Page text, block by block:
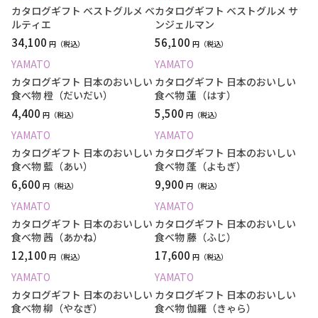
カタログギフト ベストグルメ ベ
ルティエ
34,100 円
カタログギフト ベストグルメ サ
ンジェルマン
56,100 円
YAMATO
カタログギフト 日本のおいしい
食べ物 橙（だいだい）
4,400 円
YAMATO
カタログギフト 日本のおいしい
食べ物 蓮（はす）
5,500 円
YAMATO
カタログギフト 日本のおいしい
食べ物 藍（あい）
6,600 円
YAMATO
カタログギフト 日本のおいしい
食べ物 蓬（よもぎ）
9,900 円
YAMATO
カタログギフト 日本のおいしい
食べ物 茜（あかね）
12,100 円
YAMATO
カタログギフト 日本のおいしい
食べ物 藤（ふじ）
17,600 円
YAMATO
カタログギフト 日本のおいしい
食べ物 柳（やなぎ）
YAMATO
カタログギフト 日本のおいしい
食べ物 伽羅（きゃら）